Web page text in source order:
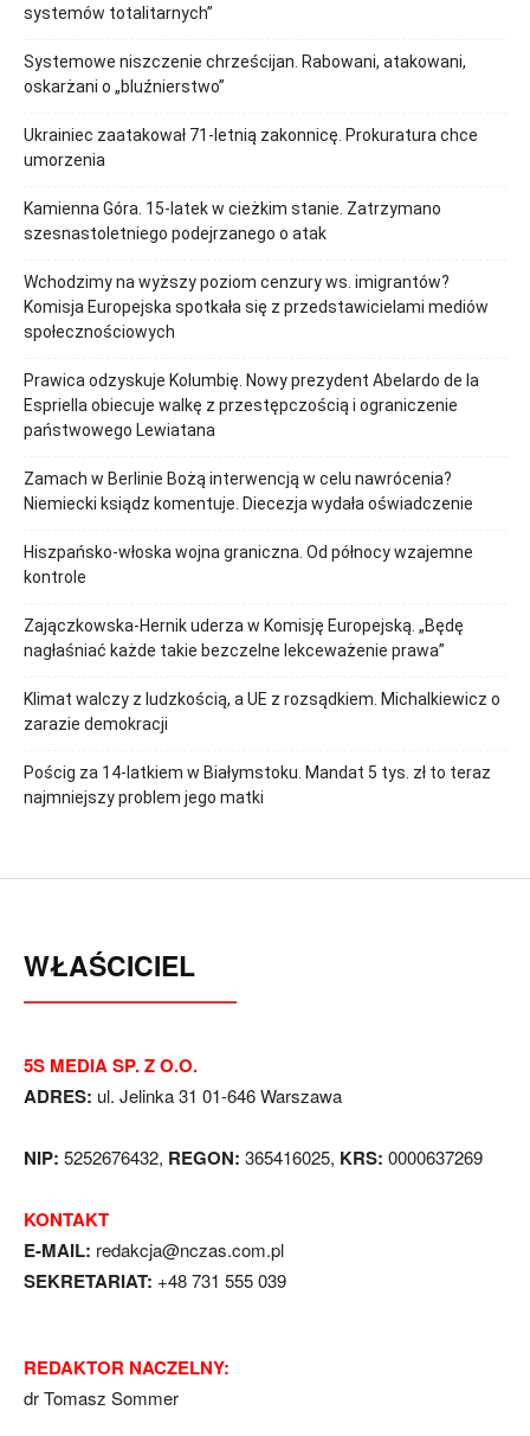
systemów totalitarnych”
Systemowe niszczenie chrześcijan. Rabowani, atakowani,
oskarżani o „bluźnierstwo”
Ukrainiec zaatakował 71-letnią zakonnicę. Prokuratura chce
umorzenia
Kamienna Góra. 15-latek w cieżkim stanie. Zatrzymano
szesnastoletniego podejrzanego o atak
Wchodzimy na wyższy poziom cenzury ws. imigrantów?
Komisja Europejska spotkała się z przedstawicielami mediów
społecznościowych
Prawica odzyskuje Kolumbię. Nowy prezydent Abelardo de la
Espriella obiecuje walkę z przestępczością i ograniczenie
państwowego Lewiatana
Zamach w Berlinie Bożą interwencją w celu nawrócenia?
Niemiecki ksiądz komentuje. Diecezja wydała oświadczenie
Hiszpańsko-włoska wojna graniczna. Od północy wzajemne
kontrole
Zajączkowska-Hernik uderza w Komisję Europejską. „Będę
nagłaśniać każde takie bezczelne lekceważenie prawa”
Klimat walczy z ludzkością, a UE z rozsądkiem. Michalkiewicz o
zarazie demokracji
Pościg za 14-latkiem w Białymstoku. Mandat 5 tys. zł to teraz
najmniejszy problem jego matki
WŁAŚCICIEL
5S MEDIA SP. Z O.O.
ADRES: ul. Jelinka 31 01-646 Warszawa
NIP: 5252676432, REGON: 365416025, KRS: 0000637269
KONTAKT
E-MAIL: redakcja@nczas.com.pl
SEKRETARIAT: +48 731 555 039
REDAKTOR NACZELNY:
dr Tomasz Sommer